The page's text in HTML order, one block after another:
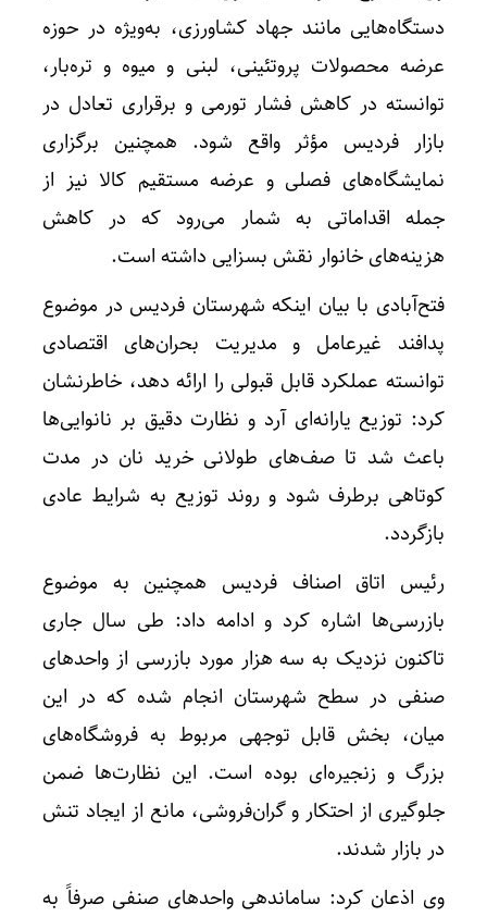
دستگاه‌هایی مانند جهاد کشاورزی، به‌ویژه در حوزه
عرضه محصولات پروتئینی، لبنی و میوه و تره‌بار،
توانسته در کاهش فشار تورمی و برقراری تعادل در
بازار فردیس مؤثر واقع شود. همچنین برگزاری
نمایشگاه‌های فصلی و عرضه مستقیم کالا نیز از
جمله اقداماتی به شمار می‌رود که در کاهش
هزینه‌های خانوار نقش بسزایی داشته است.
فتح‌آبادی با بیان اینکه شهرستان فردیس در موضوع
پدافند غیرعامل و مدیریت بحران‌های اقتصادی
توانسته عملکرد قابل قبولی را ارائه دهد، خاطرنشان
کرد: توزیع یارانه‌ای آرد و نظارت دقیق بر نانوایی‌ها
باعث شد تا صف‌های طولانی خرید نان در مدت
کوتاهی برطرف شود و روند توزیع به شرایط عادی
بازگردد.
رئیس اتاق اصناف فردیس همچنین به موضوع
بازرسی‌ها اشاره کرد و ادامه داد: طی سال جاری
تاکنون نزدیک به سه هزار مورد بازرسی از واحدهای
صنفی در سطح شهرستان انجام شده که در این
میان، بخش قابل توجهی مربوط به فروشگاه‌های
بزرگ و زنجیره‌ای بوده است. این نظارت‌ها ضمن
جلوگیری از احتکار و گران‌فروشی، مانع از ایجاد تنش
در بازار شدند.
وی اذعان کرد: ساماندهی واحدهای صنفی صرفاً به